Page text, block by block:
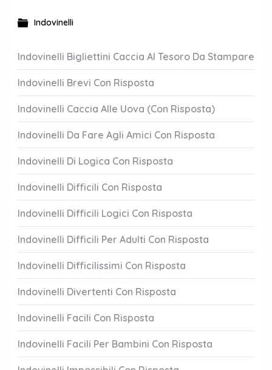
Indovinelli
Indovinelli Bigliettini Caccia Al Tesoro Da Stampare
Indovinelli Brevi Con Risposta
Indovinelli Caccia Alle Uova (Con Risposta)
Indovinelli Da Fare Agli Amici Con Risposta
Indovinelli Di Logica Con Risposta
Indovinelli Difficili Con Risposta
Indovinelli Difficili Logici Con Risposta
Indovinelli Difficili Per Adulti Con Risposta
Indovinelli Difficilissimi Con Risposta
Indovinelli Divertenti Con Risposta
Indovinelli Facili Con Risposta
Indovinelli Facili Per Bambini Con Risposta